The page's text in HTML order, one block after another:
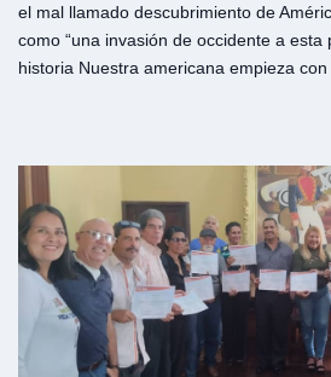
el mal llamado descubrimiento de
como “una invasión de occidente a esta
historia Nuestra americana empieza